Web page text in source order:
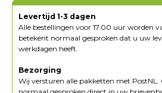
Levertijd 1-3 dagen
Alle bestellingen voor 17.00 uur worden
betekent normaal gesproken dat u uw
werkdagen heeft.
Bezorging
Wij versturen alle pakketten met